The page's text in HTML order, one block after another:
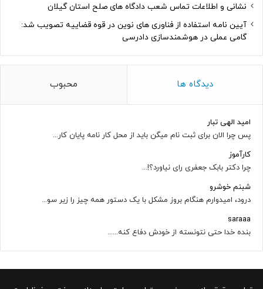
نشانی و اطلاعات تماس شعب دادگاه های صلح استان گیلان
آیین نامه استفاده از فناوری های نوین در قوه قضاییه تصویب شد:
گامی عملی در هوشمندسازی دادرسی
دیدگاه ها محبوب
امید الهی تبار
پس چرا الان برای ثبت نام میگن باید از محل کار نامه پایان کار...
کارآموز
چرا دکتر بابک جعفری رای نیاورد؟!...
شبنم خوشرو
درود، امیدوارم هنگام بروز مشکل با یک دستور همه چیز را زیر سو...
saraaa
بنده خدا حتی نتونسته از خودش دفاع کنه......